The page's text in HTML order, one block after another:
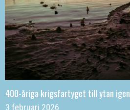
400-åriga krigsfartyget till ytan igen
3 februari 2026